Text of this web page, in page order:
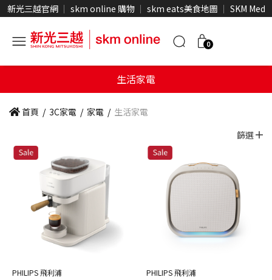
新光三越官網 skm online 購物 skm eats美食地圖 SKM Media
0
生活家電
首頁 / 3C家電 / 家電 / 生活家電
篩選
PHILIPS 飛利浦 PHILIPS 飛利浦